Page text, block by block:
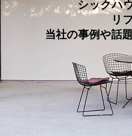
シックハ
リ
当社の事例や話